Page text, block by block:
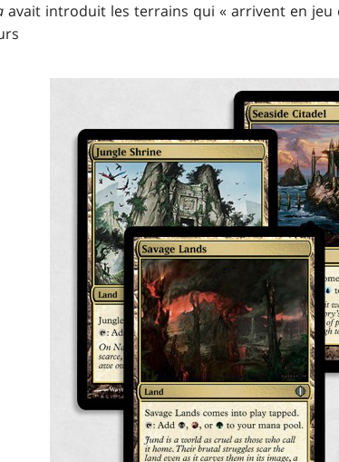
avait introduit les terrains qui « arrivent en jeu